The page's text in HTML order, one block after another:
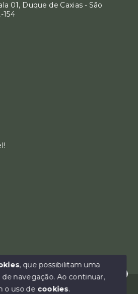
a AC Real pode te auxiliar?
01, Duque de Caxias - São
154
Real Imóveis - Creci-RS 25.878
, que possibilitam uma
de navegação.Ao continuar,
o uso de cookies.